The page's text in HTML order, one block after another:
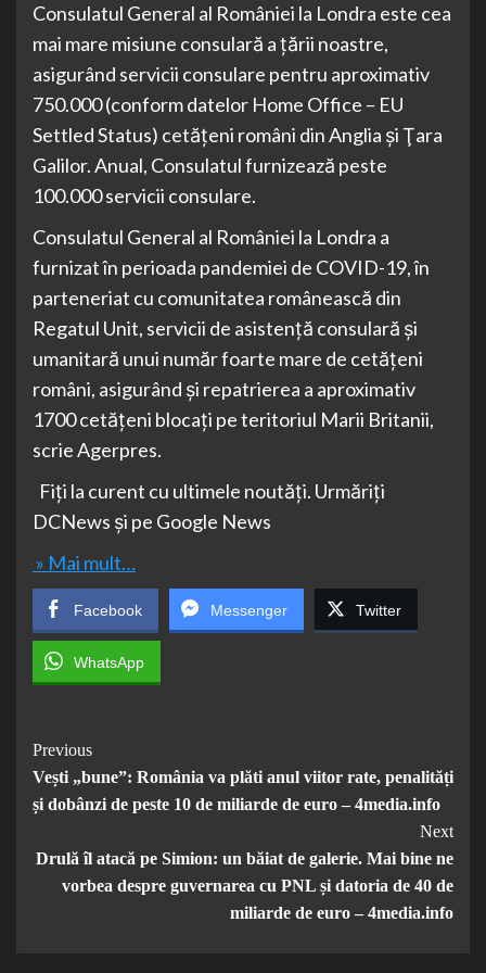
Consulatul General al României la Londra este cea
mai mare misiune consulară a ţării noastre,
asigurând servicii consulare pentru aproximativ
750.000 (conform datelor Home Office – EU
Settled Status) cetăţeni români din Anglia şi Ţara
Galilor. Anual, Consulatul furnizează peste
100.000 servicii consulare.
Consulatul General al României la Londra a
furnizat în perioada pandemiei de COVID-19, în
parteneriat cu comunitatea românească din
Regatul Unit, servicii de asistenţă consulară şi
umanitară unui număr foarte mare de cetăţeni
români, asigurând şi repatrierea a aproximativ
1700 cetăţeni blocaţi pe teritoriul Marii Britanii,
scrie Agerpres.
Fiți la curent cu ultimele noutăți. Urmăriți
DCNews și pe Google News
» Mai mult…
Facebook Messenger Twitter
WhatsApp
Post
Navigation
Previous
Vești „bune”: România va plăti anul viitor rate, penalități
și dobânzi de peste 10 de miliarde de euro – 4media.info
Next
Drulă îl atacă pe Simion: un băiat de galerie. Mai bine ne
vorbea despre guvernarea cu PNL și datoria de 40 de
miliarde de euro – 4media.info